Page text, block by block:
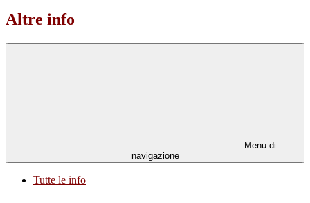
Altre info
Menu di
navigazione
Tutte le info